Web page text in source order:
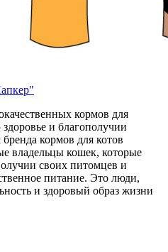
кормов для
и благополучии
кормов для котов
владельцы кошек, которые
своих питомцев и
питание. Это люди,
и здоровый образ жизни